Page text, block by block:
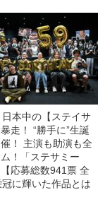
日本中の【ステイサ
走！ “勝手に”生誕
！ 主演も助演も全
！「ステサミー
応募総数941票 全
に輝いた作品とは